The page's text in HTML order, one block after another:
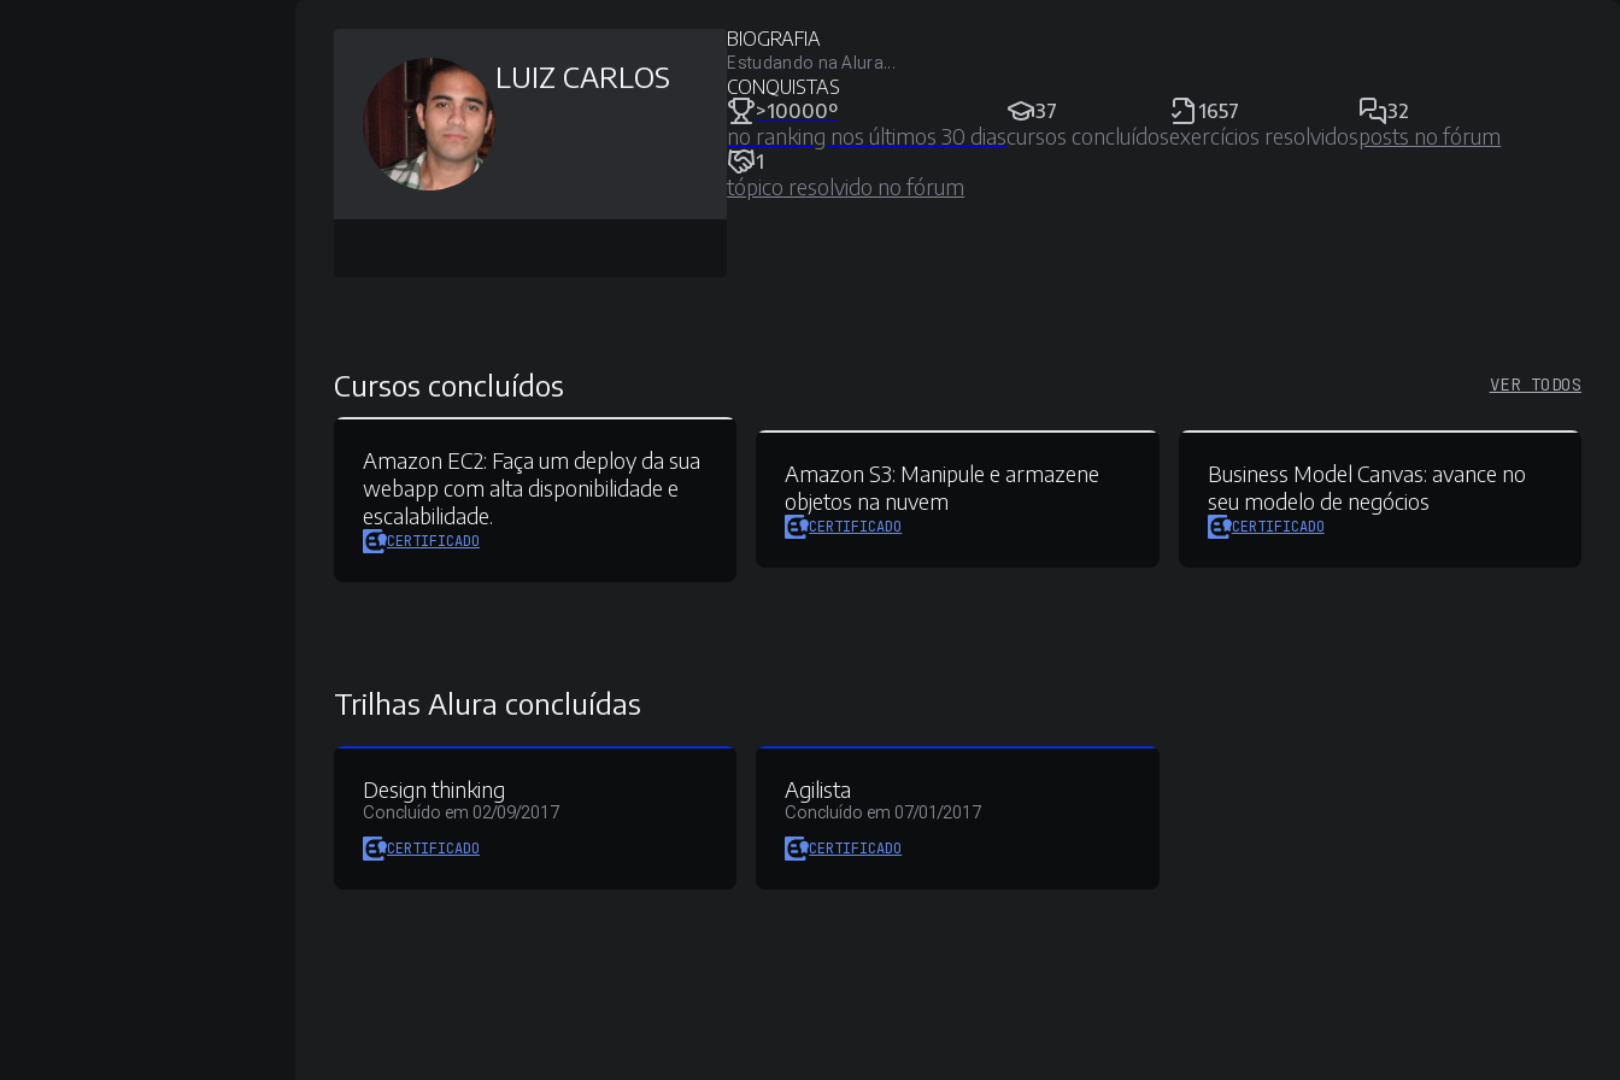
LUIZ CARLOS
BIOGRAFIA
Estudando na Alura...
CONQUISTAS
>10000º
no ranking nos últimos 30 dias
37
cursos concluídos
1657
exercícios resolvidos
32
posts no fórum
1
tópico resolvido no fórum
Cursos concluídos VER TODOS
Amazon EC2: Faça um deploy da sua
webapp com alta disponibilidade e
escalabilidade.
CERTIFICADO
Amazon S3: Manipule e armazene
objetos na nuvem
CERTIFICADO
Business Model Canvas: avance no
seu modelo de negócios
CERTIFICADO
Trilhas Alura concluídas
Design thinking
Concluído em 02/09/2017
CERTIFICADO
Agilista
Concluído em 07/01/2017
CERTIFICADO